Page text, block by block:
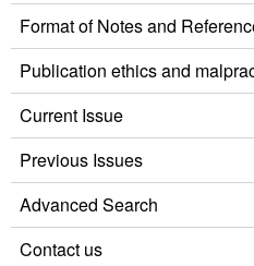
Format of Notes and
Publication ethics and
Current Issue
Previous Issues
Advanced Search
Contact us